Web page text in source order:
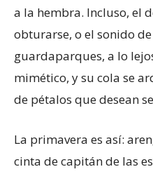
a la hembra. Incluso, el
obturarse, o el sonido
guardaparques, a lo
mimético, y su cola se
de pétalos que desean
La primavera es así:
cinta de capitán de las